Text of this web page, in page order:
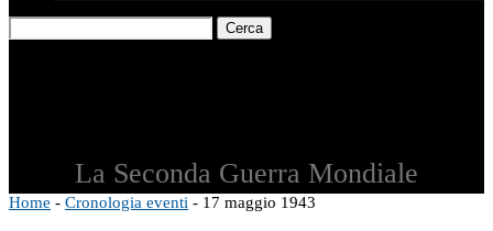
Cerca
La Seconda Guerra Mondiale
Home - Cronologia eventi - 17 maggio 1943